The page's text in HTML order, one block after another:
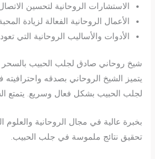
الاستشارات الروحانية لتحسين الاتصال
الأعمال الروحانية الفعالة لزيادة
الأدوات والأساليب الروحانية التي
شيخ روحاني صادق لجلب الحبيب بالسحر
يتميز الشيخ الروحاني بصدقه
لجلب الحبيب بشكل فعال وسريع. يتمتع
بخبرة عالية في مجال الروحانية والعلوم
تحقيق نتائج ملموسة في جلب الحبيب.